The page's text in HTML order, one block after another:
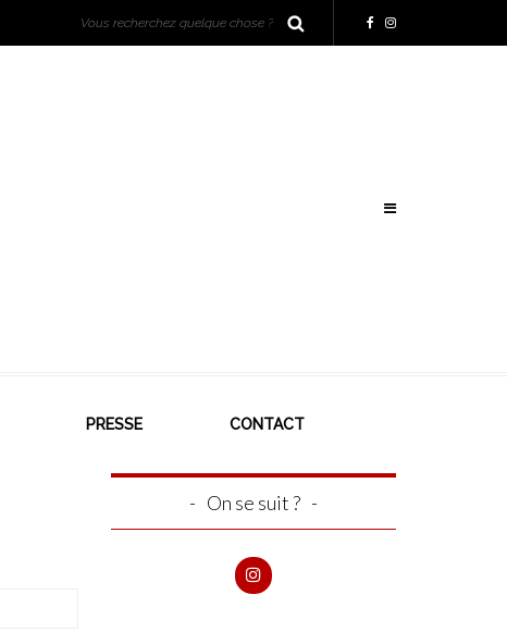
PRESSE CONTACT
On se suit ?